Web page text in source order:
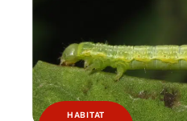
HABITAT